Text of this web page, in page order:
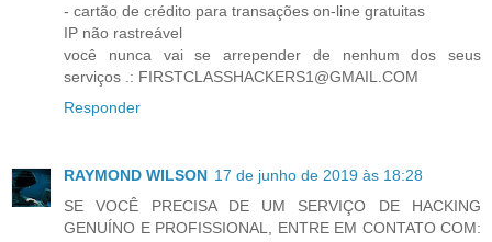
- cartão de crédito para transações on-line gratuitas
IP não rastreável
você nunca vai se arrepender de nenhum dos seus
serviços .: FIRSTCLASSHACKERS1@GMAIL.COM
Responder
RAYMOND WILSON 17 de junho de 2019 às 18:28
SE VOCÊ PRECISA DE UM SERVIÇO DE HACKING
GENUÍNO E PROFISSIONAL, ENTRE EM CONTATO COM: